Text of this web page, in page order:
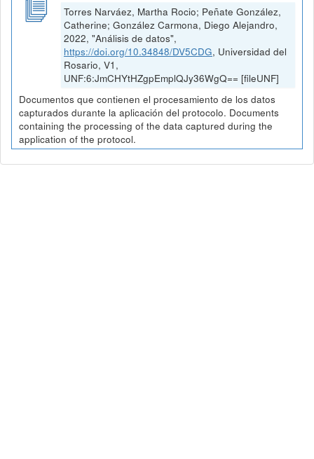
Torres Narváez, Martha Rocio; Peñate González,
Catherine; González Carmona, Diego Alejandro,
2022, "Análisis de datos",
https://doi.org/10.34848/DV5CDG, Universidad del
Rosario, V1,
UNF:6:JmCHYtHZgpEmplQJy36WgQ== [fileUNF]
Documentos que contienen el procesamiento de los datos
capturados durante la aplicación del protocolo. Documents
containing the processing of the data captured during the
application of the protocol.